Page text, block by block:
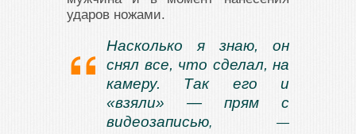
ударов ножами.
Насколько я знаю, он
снял все, что сделал, на
камеру. Так его и
«взяли» — прям с
видеозаписью, —